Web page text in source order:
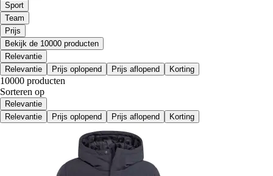
Sport
Team
Prijs
Bekijk de 10000 producten
Relevantie
Relevantie
Prijs oplopend Prijs aflopend Korting
10000 producten
Sorteren op
Relevantie
Relevantie
Prijs oplopend Prijs aflopend Korting